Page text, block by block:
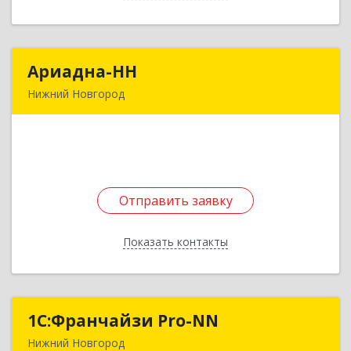
Ариадна-НН
Нижний Новгород
Отправить заявку
Показать контакты
Отправить заявку
Назад
1С:Франчайзи Pro-NN
Нижний Новгород
1С:Франчайзи Pro-NN